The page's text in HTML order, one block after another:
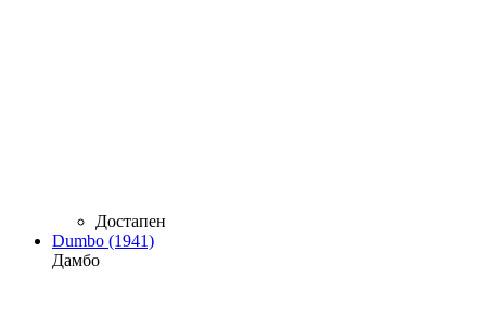
Достапен
Dumbo (1941)
Дамбо